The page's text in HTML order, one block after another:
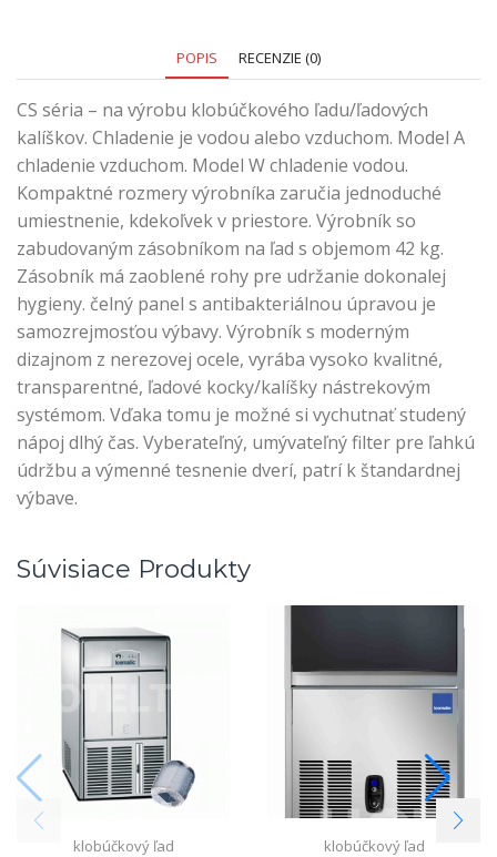
POPIS RECENZIE (0)
CS séria – na výrobu klobúčkového ľadu/ľadových
kalíškov. Chladenie je vodou alebo vzduchom. Model A
chladenie vzduchom. Model W chladenie vodou.
Kompaktné rozmery výrobníka zaručia jednoduché
umiestnenie, kdekoľvek v priestore. Výrobník so
zabudovaným zásobníkom na ľad s objemom 42 kg.
Zásobník má zaoblené rohy pre udržanie dokonalej
hygieny. čelný panel s antibakteriálnou úpravou je
samozrejmosťou výbavy. Výrobník s moderným
dizajnom z nerezovej ocele, vyrába vysoko kvalitné,
transparentné, ľadové kocky/kalíšky nástrekovým
systémom. Vďaka tomu je možné si vychutnať studený
nápoj dlhý čas. Vyberateľný, umývateľný filter pre ľahkú
údržbu a výmenné tesnenie dverí, patrí k štandardnej
výbave.
Súvisiace Produkty
klobúčkový ľad
klobúčkový ľad